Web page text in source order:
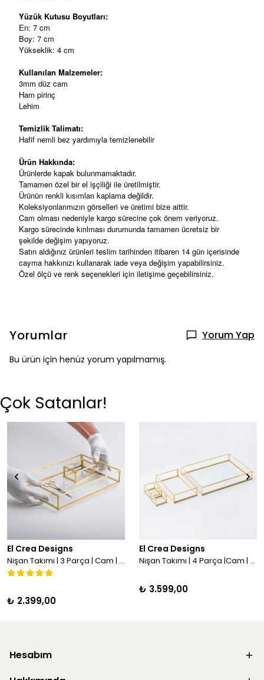
Yüzük Kutusu Boyutları:
En: 7 cm
Boy: 7 cm
Yükseklik: 4 cm
Kullanılan Malzemeler:
3mm düz cam
Ham pirinç
Lehim
Temizlik Talimatı:
Hafif nemli bez yardımıyla temizlenebilir
Ürün Hakkında:
Ürünlerde kapak bulunmamaktadır.
Tamamen özel bir el işçiliği ile üretilmiştir.
Ürünün renkli kısımları kaplama değildir.
Koleksiyonlarımızın görselleri ve üretimi bize aittir.
Cam olması nedeniyle kargo sürecine çok önem veriyoruz.
Kargo sürecinde kırılması durumunda tamamen ücretsiz bir
şekilde değişim yapıyoruz.
Satın aldığınız ürünleri teslim tarihinden itibaren 14 gün içerisinde
cayma hakkınızı kullanarak iade veya değişim yapabilirsiniz.
Özel ölçü ve renk seçenekleri için iletişime geçebilirsiniz.
Yorumlar Yorum Yap
Bu ürün için henüz yorum yapılmamış.
Çok Satanlar!
El Crea Designs
Nişan Takımı | 3 Parça | Cam | Tepsi | Yüzük Kutusu | Makas | Pirinç & Gold
₺ 2.399,00
El Crea Designs
Nişan Takımı | 4 Parça |Cam | Tepsi | Yüzük Kutusu | Pirinç & Gold
₺ 3.599,00
Hesabım